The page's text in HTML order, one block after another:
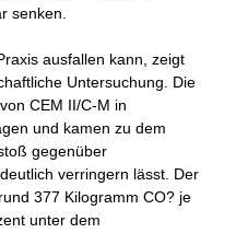
senken.
ausfallen kann, zeigt
Untersuchung. Die
CEM II/C-M in
und kamen zu dem
gegenüber
verringern lässt. Der
377 Kilogramm CO? je
unter dem